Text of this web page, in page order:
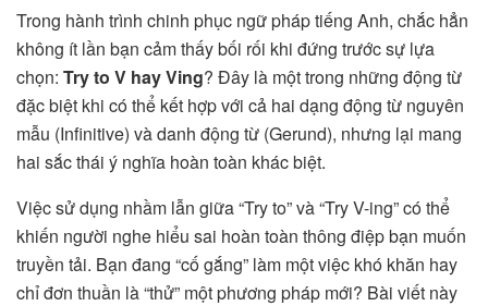
Trong hành trình chinh phục ngữ pháp tiếng Anh, chắc hẳn
không ít lần bạn cảm thấy bối rối khi đứng trước sự lựa
chọn: Try to V hay Ving? Đây là một trong những động từ
đặc biệt khi có thể kết hợp với cả hai dạng động từ nguyên
mẫu (Infinitive) và danh động từ (Gerund), nhưng lại mang
hai sắc thái ý nghĩa hoàn toàn khác biệt.
Việc sử dụng nhầm lẫn giữa “Try to” và “Try V-ing” có thể
khiến người nghe hiểu sai hoàn toàn thông điệp bạn muốn
truyền tải. Bạn đang “cố gắng” làm một việc khó khăn hay
chỉ đơn thuần là “thử” một phương pháp mới? Bài viết này